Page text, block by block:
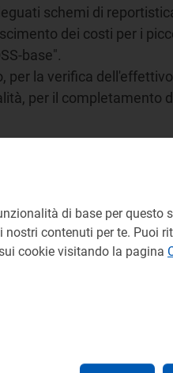
schemi di
dei costi per i
base".
la verifica
per il completamento
di base per questo
contenuti per te. Puoi
cookie visitando la pagina